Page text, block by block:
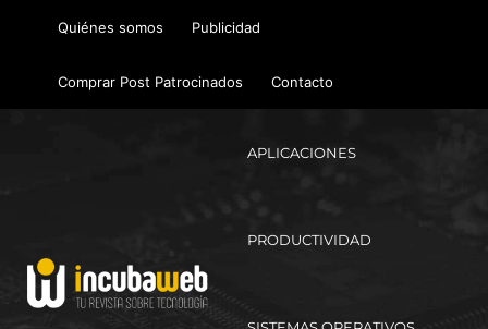
Quiénes somos Publicidad
Comprar Post Patrocinados Contacto
APLICACIONES
PRODUCTIVIDAD